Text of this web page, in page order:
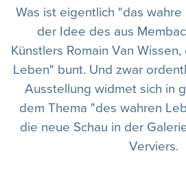
Was ist eigentlich "das
der Idee des aus
Künstlers Romain Van
Leben" bunt. Und zwar
Ausstellung widmet sich in
dem Thema "des wahren
die neue Schau in der
Verviers.